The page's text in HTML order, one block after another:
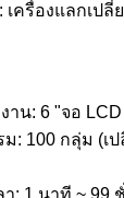
ครื่องแลกเป
าน: 6 "จอ
: 100 กลุ่ม (เ
า: 1 นาที ~ 99